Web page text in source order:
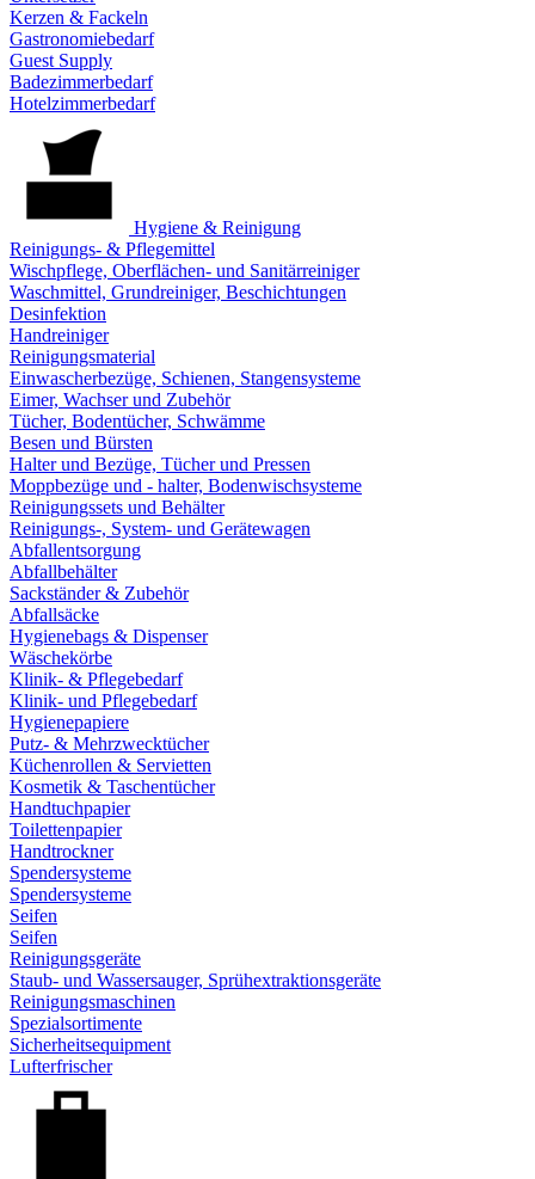
Kerzen & Fackeln
Gastronomiebedarf
Guest Supply
Badezimmerbedarf
Hotelzimmerbedarf
Hygiene & Reinigung
Reinigungs- & Pflegemittel
Wischpflege, Oberflächen- und Sanitärreiniger
Waschmittel, Grundreiniger, Beschichtungen
Desinfektion
Handreiniger
Reinigungsmaterial
Einwascherbezüge, Schienen, Stangensysteme
Eimer, Wachser und Zubehör
Tücher, Bodentücher, Schwämme
Besen und Bürsten
Halter und Bezüge, Tücher und Pressen
Moppbezüge und - halter, Bodenwischsysteme
Reinigungssets und Behälter
Reinigungs-, System- und Gerätewagen
Abfallentsorgung
Abfallbehälter
Sackständer & Zubehör
Abfallsäcke
Hygienebags & Dispenser
Wäschekörbe
Klinik- & Pflegebedarf
Klinik- und Pflegebedarf
Hygienepapiere
Putz- & Mehrzwecktücher
Küchenrollen & Servietten
Kosmetik & Taschentücher
Handtuchpapier
Toilettenpapier
Handtrockner
Spendersysteme
Spendersysteme
Seifen
Seifen
Reinigungsgeräte
Staub- und Wassersauger, Sprühextraktionsgeräte
Reinigungsmaschinen
Spezialsortimente
Sicherheitsequipment
Lufterfrischer